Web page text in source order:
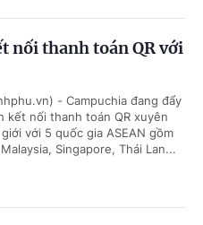
nối thanh toán QR với
- Campuchia đang đẩy
kết nối thanh toán QR xuyên
với 5 quốc gia ASEAN gồm
Singapore, Thái Lan...